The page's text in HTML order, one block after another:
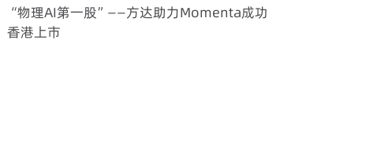
“物理AI第一股”——方达助力Momenta成功
香港上市